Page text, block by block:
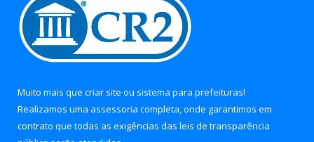
Muito mais que criar site ou sistema para prefeituras!
Realizamos uma assessoria completa, onde garantimos em
contrato que todas as exigências das leis de transparência